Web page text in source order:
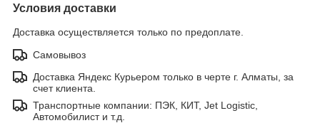
Условия доставки
Доставка осуществляется только по предоплате.
Самовывоз
Доставка Яндекс Курьером только в черте г. Алматы, за
счет клиента.
Транспортные компании: ПЭК, КИТ, Jet Logistic,
Автомобилист и т.д.